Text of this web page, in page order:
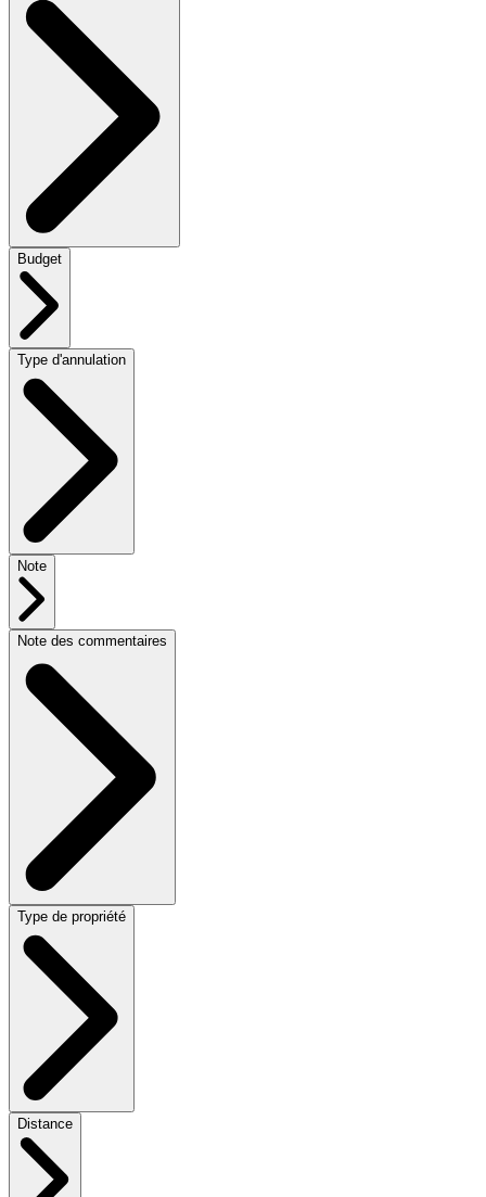
Budget
Type d'annulation
Note
Note des commentaires
Type de propriété
Distance